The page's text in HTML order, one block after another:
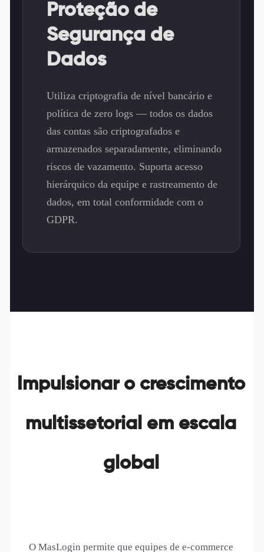
Proteção de
Segurança de
Dados
Utiliza criptografia de nível bancário e
política de zero logs — todos os dados
das contas são criptografados e
armazenados separadamente, eliminando
riscos de vazamento. Suporta acesso
hierárquico da equipe e rastreamento de
dados, em total conformidade com o
GDPR.
Impulsionar o crescimento
multissetorial em escala
global
O MasLogin permite que equipes de e-commerce